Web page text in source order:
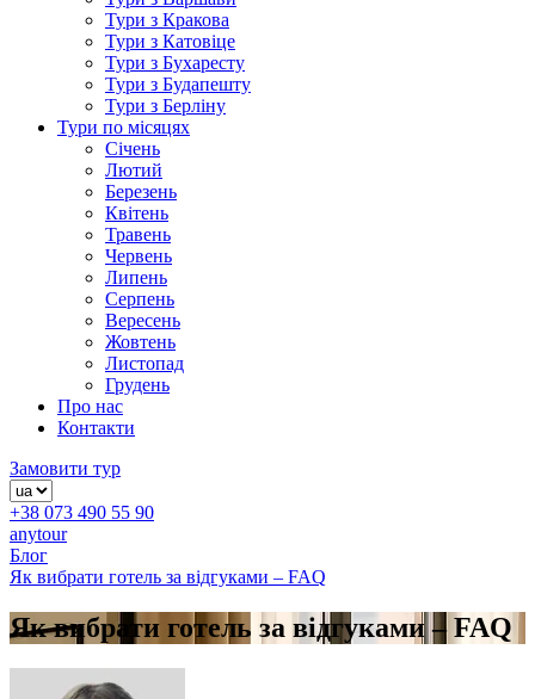
Тури з Кракова
Тури з Катовіце
Тури з Бухаресту
Тури з Будапешту
Тури з Берліну
Тури по місяцях
Січень
Лютий
Березень
Квітень
Травень
Червень
Липень
Серпень
Вересень
Жовтень
Листопад
Грудень
Про нас
Контакти
Замовити тур
+38 073 490 55 90
anytour
Блог
Як вибрати готель за відгуками – FAQ
Як вибрати готель за відгуками – FAQ